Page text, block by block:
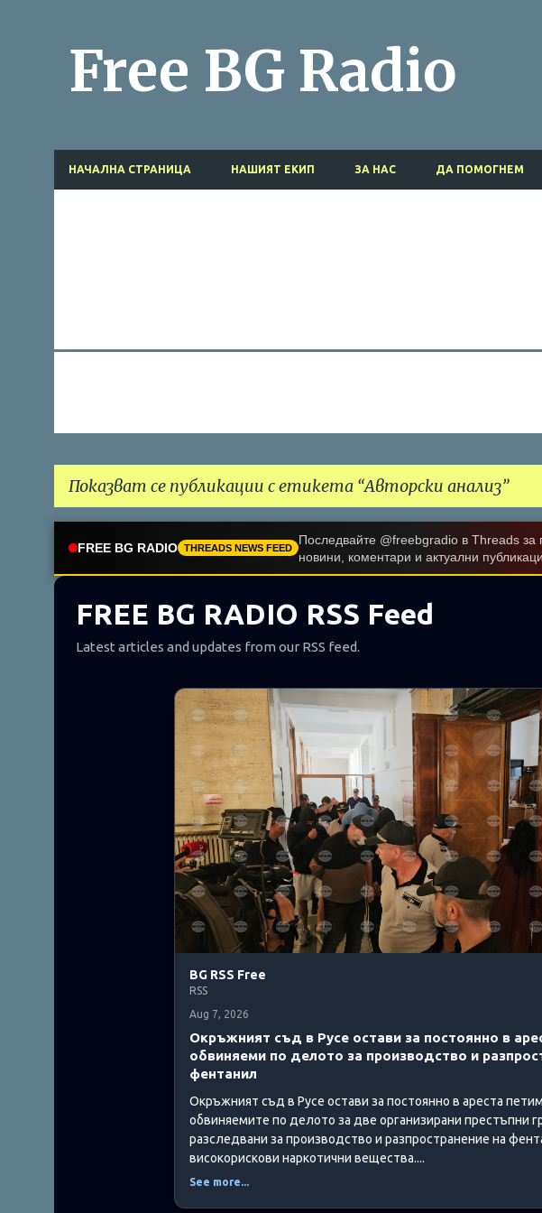
Free BG Radio
НАЧАЛНА СТРАНИЦА НАШИЯТ ЕКИП ЗА НАС ДА ПОМОГНЕМ
Показват се публикации с етикета Авторски анализ
П
у
FREE BG RADIO THREADS NEWS FEED
Последвайте @freebgradio в Threads за
новини, коментари и актуални
FREE BG RADIO RSS Feed
Latest articles and updates from our RSS feed.
BG RSS Free
RSS
Aug 7, 2026
Окръжният съд в Русе остави за постоянно в
обвиняеми по делото за производство и
фентанил
Окръжният съд в Русе остави за постоянно в ареста
обвиняемите по делото за две организирани престъпни
разследвани за производство и разпространение на
високорискови наркотични вещества....
See more...